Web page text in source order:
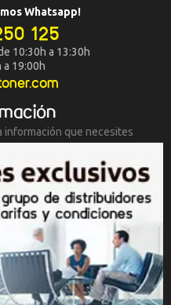
Whatsapp!
125
10:30h a 13:30h
a 19:00h
información que necesites